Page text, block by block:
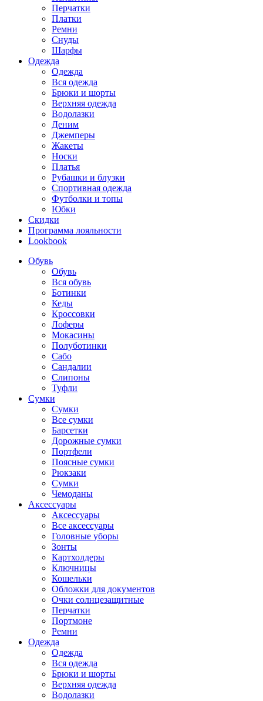
Перчатки
Платки
Ремни
Снуды
Шарфы
Одежда
Одежда
Вся одежда
Брюки и шорты
Верхняя одежда
Водолазки
Деним
Джемперы
Жакеты
Носки
Платья
Рубашки и блузки
Спортивная одежда
Футболки и топы
Юбки
Скидки
Программа лояльности
Lookbook
Обувь
Обувь
Вся обувь
Ботинки
Кеды
Кроссовки
Лоферы
Мокасины
Полуботинки
Сабо
Сандалии
Слипоны
Туфли
Сумки
Сумки
Все сумки
Барсетки
Дорожные сумки
Портфели
Поясные сумки
Рюкзаки
Сумки
Чемоданы
Аксессуары
Аксессуары
Все аксессуары
Головные уборы
Зонты
Картхолдеры
Ключницы
Кошельки
Обложки для документов
Очки солнцезащитные
Перчатки
Портмоне
Ремни
Одежда
Одежда
Вся одежда
Брюки и шорты
Верхняя одежда
Водолазки